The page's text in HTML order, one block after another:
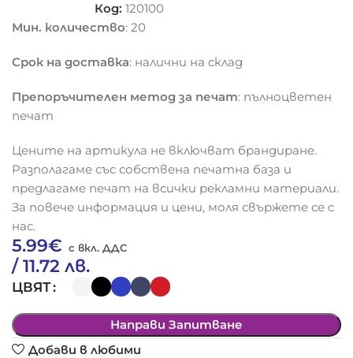
Код:120100
Мин. количество: 20
Срок на доставка: налични на склад
Препоръчителен метод за печат: пълноцветен
печат
Цените на артикула не включват брандиране.
Разполагаме със собствена печатна база и
предлагаме печат на всички рекламни материали.
За повече информация и цени, моля свържете се с
нас.
5.99€
/ 11.72 лв.
ЦВЯТ
Направи Запитване
Добави в любими